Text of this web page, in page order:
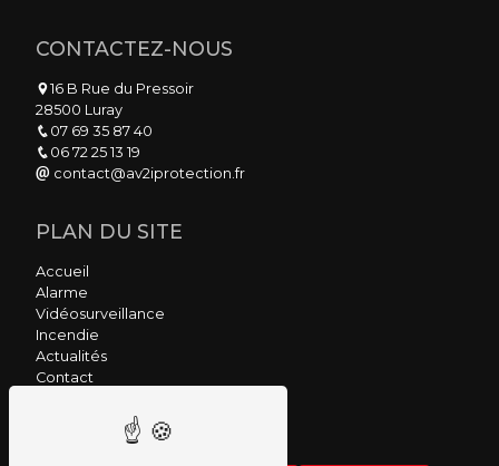
CONTACTEZ-NOUS
16 B Rue du Pressoir
28500 Luray
07 69 35 87 40
06 72 25 13 19
contact@av2iprotection.fr
PLAN DU SITE
Accueil
Alarme
Vidéosurveillance
Incendie
Actualités
Contact
NOS PRESTATIONS